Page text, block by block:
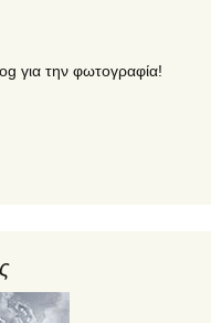
για την φωτογραφία!